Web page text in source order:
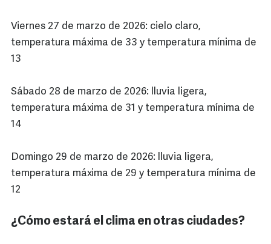
Viernes 27 de marzo de 2026: cielo claro,
temperatura máxima de 33 y temperatura mínima de
13
Sábado 28 de marzo de 2026: lluvia ligera,
temperatura máxima de 31 y temperatura mínima de
14
Domingo 29 de marzo de 2026: lluvia ligera,
temperatura máxima de 29 y temperatura mínima de
12
¿Cómo estará el clima en otras ciudades?